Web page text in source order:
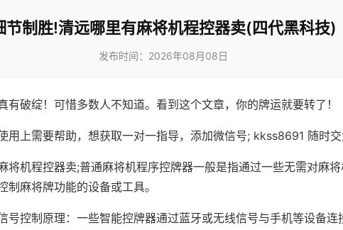
节制胜!清远哪里有麻将机程控器卖(四代黑科技)
发布时间：2026年08月08日
有破绽！可惜多数人不知道。看到这个文章，你的牌运就要转了！
用上需要帮助，想获取一对一指导，添加微信号; kkss8691 随时交
将机程控器卖;普通麻将机程序控牌器一般是指通过一些无需对麻
制麻将牌功能的设备或工具。
号控制原理：一些智能控牌器通过蓝牙或无线信号与手机等设备连